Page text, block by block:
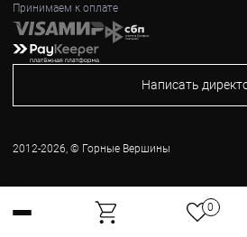
Принимаем к оплате
Написать
2012-2026, © Горные Вершины
0